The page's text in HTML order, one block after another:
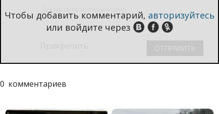
Чтобы добавить комментарий, авторизуйтесь
или войдите через
0 комментариев